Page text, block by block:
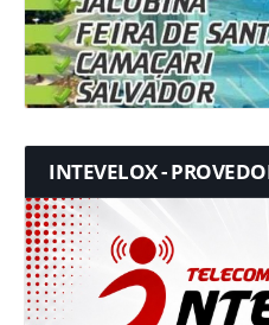
INTEVELOX -